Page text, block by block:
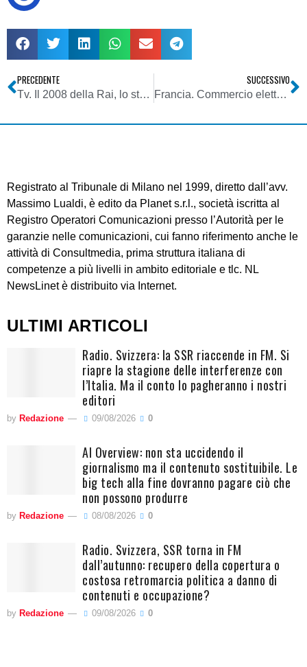
PRECEDENTE
Tv. Il 2008 della Rai, lo stallo continuo
SUCCESSIVO
Francia. Commercio elettronico salvato dagli acquisti dell’ultima ora
Registrato al Tribunale di Milano nel 1999, diretto dall’avv.
Massimo Lualdi, è edito da Planet s.r.l., società iscritta al
Registro Operatori Comunicazioni presso l’Autorità per le
garanzie nelle comunicazioni, cui fanno riferimento anche le
attività di Consultmedia, prima struttura italiana di
competenze a più livelli in ambito editoriale e tlc. NL
NewsLinet è distribuito via Internet.
ULTIMI ARTICOLI
Radio. Svizzera: la SSR riaccende in FM. Si
riapre la stagione delle interferenze con
l’Italia. Ma il conto lo pagheranno i nostri
editori
by Redazione 09/08/2026 0
AI Overview: non sta uccidendo il
giornalismo ma il contenuto sostituibile. Le
big tech alla fine dovranno pagare ciò che
non possono produrre
by Redazione 08/08/2026 0
Radio. Svizzera, SSR torna in FM
dall’autunno: recupero della copertura o
costosa retromarcia politica a danno di
contenuti e occupazione?
by Redazione 09/08/2026 0